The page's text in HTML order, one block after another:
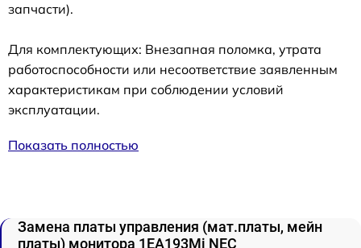
запчасти).
Для комплектующих: Внезапная поломка, утрата
работоспособности или несоответствие заявленным
характеристикам при соблюдении условий
эксплуатации.
Показать полностью
Замена платы управления (мат.платы, мейн
платы) монитора 1EA193Mi NEC